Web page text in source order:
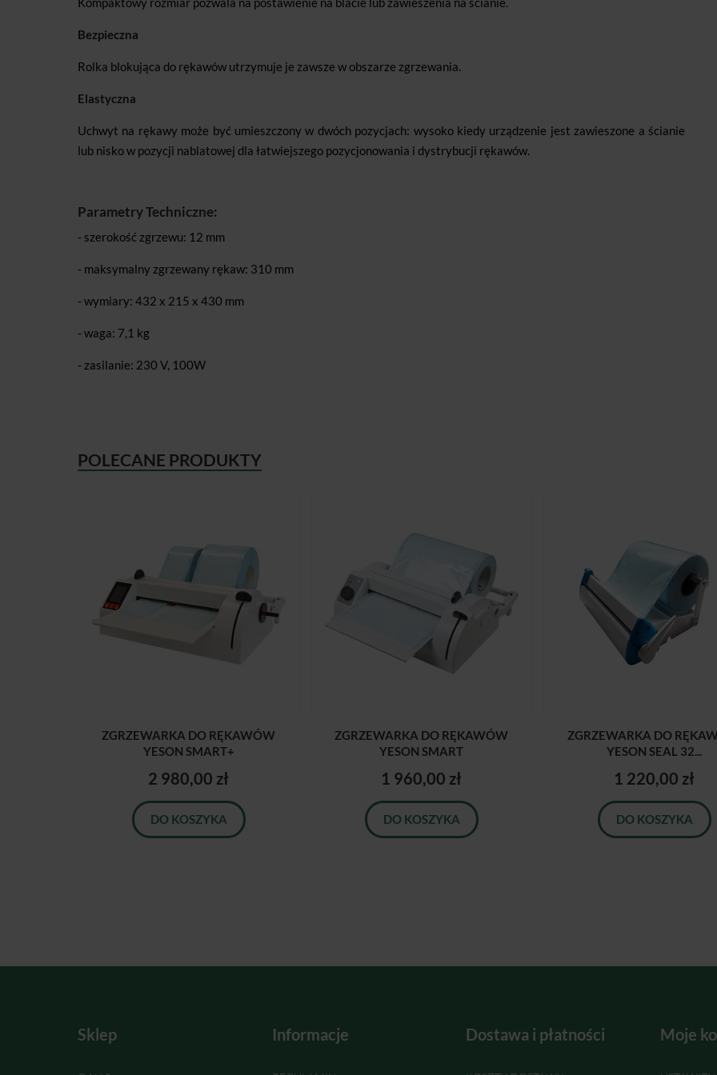
Bezpieczna
Rolka blokująca do rękawów utrzymuje je zawsze w obszarze zgrzewania.
Elastyczna
Uchwyt na rękawy może być umieszczony w dwóch pozycjach: wysoko kiedy urządzenie jest zawieszone a ścianie
lub nisko w pozycji nablatowej dla łatwiejszego pozycjonowania i dystrybucji rękawów.
Parametry Techniczne:
- szerokość zgrzewu: 12 mm
- maksymalny zgrzewany rękaw: 310 mm
- wymiary: 432 x 215 x 430 mm
- waga: 7,1 kg
- zasilanie: 230 V, 100W
POLECANE PRODUKTY
ZGRZEWARKA DO RĘKAWÓW
YESON SMART+
2 980,00 zł
DO KOSZYKA
ZGRZEWARKA DO RĘKAWÓW
YESON SMART
1 960,00 zł
DO KOSZYKA
ZGRZEWARKA DO
YESON SEAL 32...
1 220,00 zł
DO KOSZYKA
Sklep Informacje Dostawa i płatności Moje